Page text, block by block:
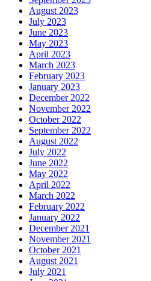
August 2023
July 2023
June 2023
May 2023
April 2023
March 2023
February 2023
January 2023
December 2022
November 2022
October 2022
September 2022
August 2022
July 2022
June 2022
May 2022
April 2022
March 2022
February 2022
January 2022
December 2021
November 2021
October 2021
August 2021
July 2021